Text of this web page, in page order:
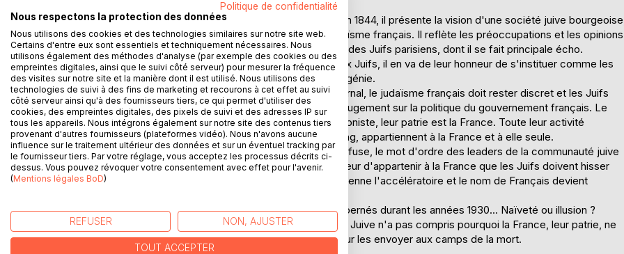
L'univers israélite, journal français et francophone, crée en 1844, il présente la vision d'une société juive
encadrée par le Consistoire, représentant officiel du Judaïsme français. Il reflète les préoccupations et les opinions
de la bourgeoisie juive de France et plus particulièrement des Juifs parisiens, dont il se fait principale écho.
Parce que la France a offert la liberté et la citoyenneté aux Juifs, il en va de leur honneur de s'instituer comme les
champions de sa cause nationale, les défenseurs de son génie.
Pour les dirigeants du consistoire et les rédacteurs du journal, le judaïsme français doit rester discret et les Juifs
doivent s'abstenir de faire de la politique ou de porter un jugement sur la politique du gouvernement français. Le
message est simple, les Juifs Français ne peuvent être sioniste, leur patrie est la France. Toute leur activité
intellectuelle, tout leur amour, la dernière goûte de leur sang, appartiennent à la France et à elle seule.
Bien que l'antisémitisme trône encore après l'Affaire Dreyfuse, le mot d'ordre des leaders de la communauté juive
autochtone reste l'esprit profond du patriotisme et l'honneur d'appartenir à la France que les Juifs doivent hisser
bien haut. Il faut que pour les Israélites le nom de Juif devienne l'accélératoire et le nom de Français devient
Les Juifs de France et les Juifs d'Allemagne ce sont fait bernés durant les années 1930... Naïveté ou illusion ?
Cette société émancipée, patriote, française avant d'être Juive n'a pas compris pourquoi la France, leur patrie, ne
les a pas protégé durant la seconde guerre, les a raflé pour les envoyer aux camps de la mort.
Politique de confidentialité
Nous respectons la protection des données
Nous utilisons des cookies et des technologies similaires sur notre site web.
Certains d'entre eux sont essentiels et techniquement nécessaires. Nous
utilisons également des méthodes d'analyse (par exemple des cookies ou des
empreintes digitales, ainsi que le suivi côté serveur) pour mesurer la fréquence
des visites sur notre site et la manière dont il est utilisé. Nous utilisons des
technologies de suivi à des fins de marketing et recourons à cet effet au suivi
côté serveur ainsi qu'à des fournisseurs tiers, ce qui permet d'utiliser des
cookies, des empreintes digitales, des pixels de suivi et des adresses IP sur
tous les appareils. Nous intégrons également sur notre site des contenus tiers
provenant d'autres fournisseurs (plateformes vidéo). Nous n'avons aucune
influence sur le traitement ultérieur des données et sur un éventuel tracking par
le fournisseur tiers. Par votre réglage, vous acceptez les processus décrits ci-
dessus. Vous pouvez révoquer votre consentement avec effet pour l'avenir.
(Mentions légales BoD)
REFUSER NON, AJUSTER
TOUT ACCEPTER